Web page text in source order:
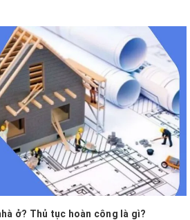
ở? Thủ tục hoàn công là gì?